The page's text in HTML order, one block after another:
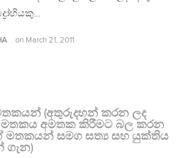
on March 21, 2011
(අතුරුදහන් කරන ලද
අමතක කිරීමට බල කරන
මතකයන් සමග සත්‍ය සහ යුක්තිය
ගැන)